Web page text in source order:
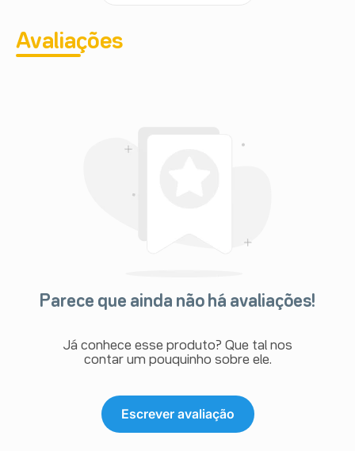
Avaliações
Parece que ainda não há avaliações!
Já conhece esse produto? Que tal nos
contar um pouquinho sobre ele.
Escrever avaliação